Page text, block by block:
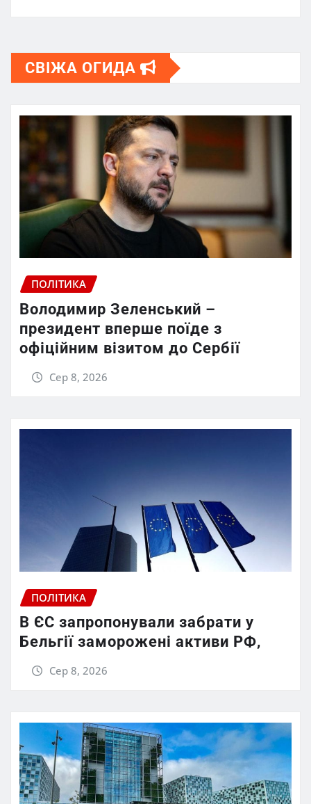
СВІЖА ОГИДА
ПОЛІТИКА
Володимир Зеленський –
президент вперше поїде з
офіційним візитом до Сербії
Сер 8, 2026
ПОЛІТИКА
В ЄС запропонували забрати у
Бельгії заморожені активи РФ,
Сер 8, 2026